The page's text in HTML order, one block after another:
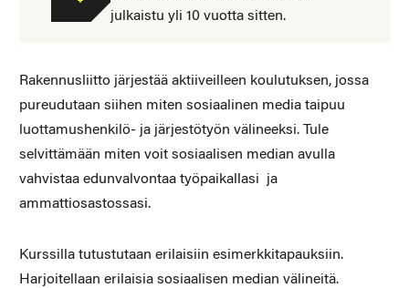
julkaistu yli 10 vuotta sitten.
Rakennusliitto järjestää aktiiveilleen koulutuksen, jossa
pureudutaan siihen miten sosiaalinen media taipuu
luottamushenkilö- ja järjestötyön välineeksi. Tule
selvittämään miten voit sosiaalisen median avulla
vahvistaa edunvalvontaa työpaikallasi ja
ammattiosastossasi.
Kurssilla tutustutaan erilaisiin esimerkkitapauksiin.
Harjoitellaan erilaisia sosiaalisen median välineitä.